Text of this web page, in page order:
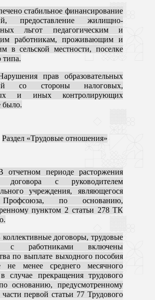
стабильное финансирование
предоставление жилищно-
льгот педагогическим и
работникам, проживающим и
в сельской местности, поселке
типа.
прав образовательных
со стороны налоговых,
и иных контролирующих
было.
Раздел «Трудовые отношения»
отчетном периоде расторжения
договора с руководителем
учреждения, являющегося
по основанию,
пунктом 2 статьи 278 ТК
договоры, трудовые
с работниками включены
по выплате выходного пособия
не менее среднего месячного
в случае прекращения трудового
основанию, предусмотренному
первой статьи 77 Трудового